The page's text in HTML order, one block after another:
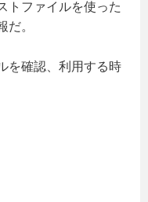
トファイルを使った
だ。
を確認、利用する時